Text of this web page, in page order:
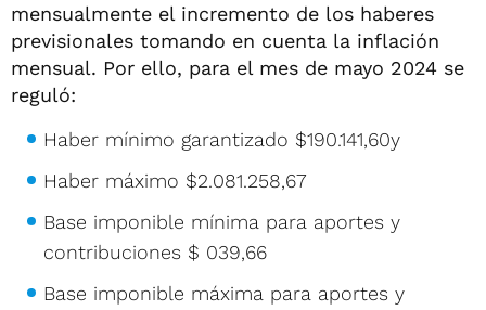
mensualmente el incremento de los haberes
previsionales tomando en cuenta la inflación
mensual. Por ello, para el mes de mayo 2024 se
reguló:
Haber mínimo garantizado $190.141,60y
Haber máximo $2.081.258,67
Base imponible mínima para aportes y
contribuciones $ 039,66
Base imponible máxima para aportes y